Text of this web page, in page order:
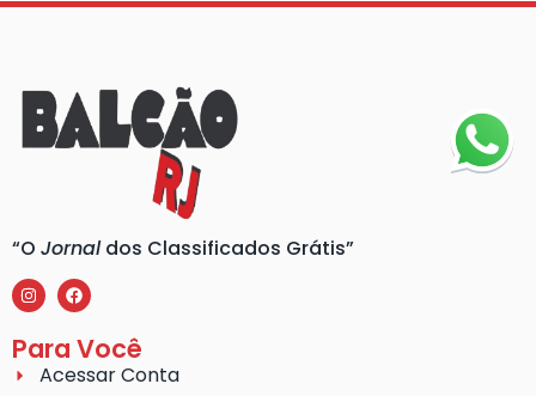
“O Jornaldos Classificados Grátis”
Para Você
Acessar Conta